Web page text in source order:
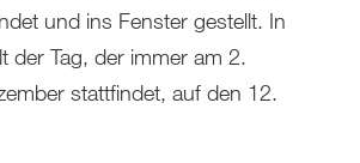
und ins Fenster gestellt. In
der Tag, der immer am 2.
stattfindet, auf den 12.